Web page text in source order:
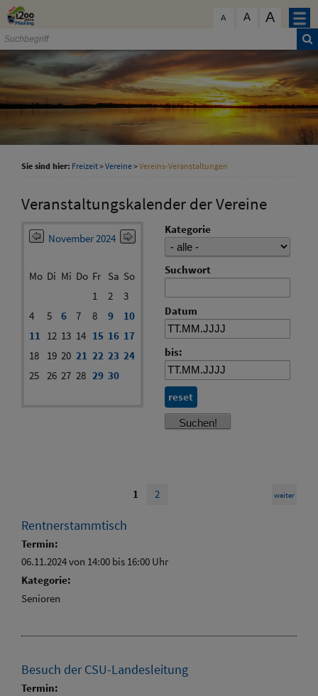
Zum Inhalt
A A A
Sie sind hier: Freizeit>Vereine>Vereins-Veranstaltungen
Veranstaltungskalender der Vereine
November 2024
Mo Di Mi Do Fr Sa So
1
2
3
4
5 6 7 8 9
10
11 12 13 14 15 16 17
18
19 20 21 22 23 24
25 26 27 28 29 30
Kategorie
Suchwort
Datum
bis:
reset
1 2 weiter
Rentnerstammtisch
Termin:
06.11.2024 von 14:00 bis 16:00 Uhr
Kategorie:
Senioren
Besuch der CSU-Landesleitung
Termin:
schließen